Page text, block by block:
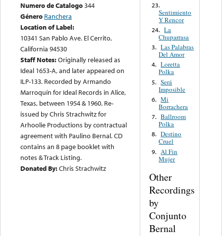
Numero de Catalogo344
Género Ranchera
Location of Label:
10341 San Pablo Ave. El Cerrito,
California 94530
Staff Notes:Originally released as
Ideal 1653-A, and later appeared on
ILP-133. Recorded by Armando
Marroquín for Ideal Records in Alice,
Texas, between 1954 & 1960. Re-
issued by Chris Strachwitz for
Arhoolie Productions by contractual
agreement with Paulino Bernal. CD
contains an 8 page booklet with
notes & Track Listing.
Donated By:Chris Strachwitz
23.
Sentimiento
Y Rencor
24. La
Chuparrasa
3. Las Palabras
Del Amor
4. Loretta
Polka
5. Será
Imposible
6. Mi
Borrachera
7. Ballroom
Polka
8. Destino
Cruel
9.
Al Fin
Mujer
Other
Recordings
by
Conjunto
Bernal